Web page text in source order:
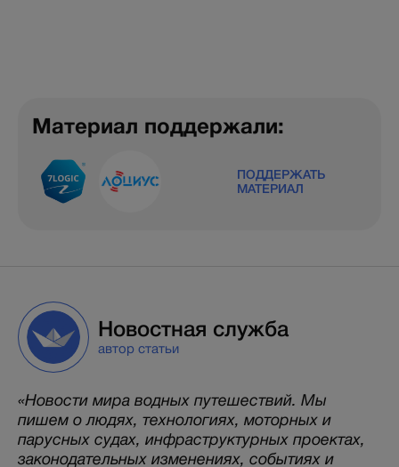
Материал поддержали:
ПОДДЕРЖАТЬ
МАТЕРИАЛ
Новостная служба
автор статьи
«Новости мира водных путешествий. Мы
пишем о людях, технологиях, моторных и
парусных судах, инфраструктурных проектах,
законодательных изменениях, событиях и